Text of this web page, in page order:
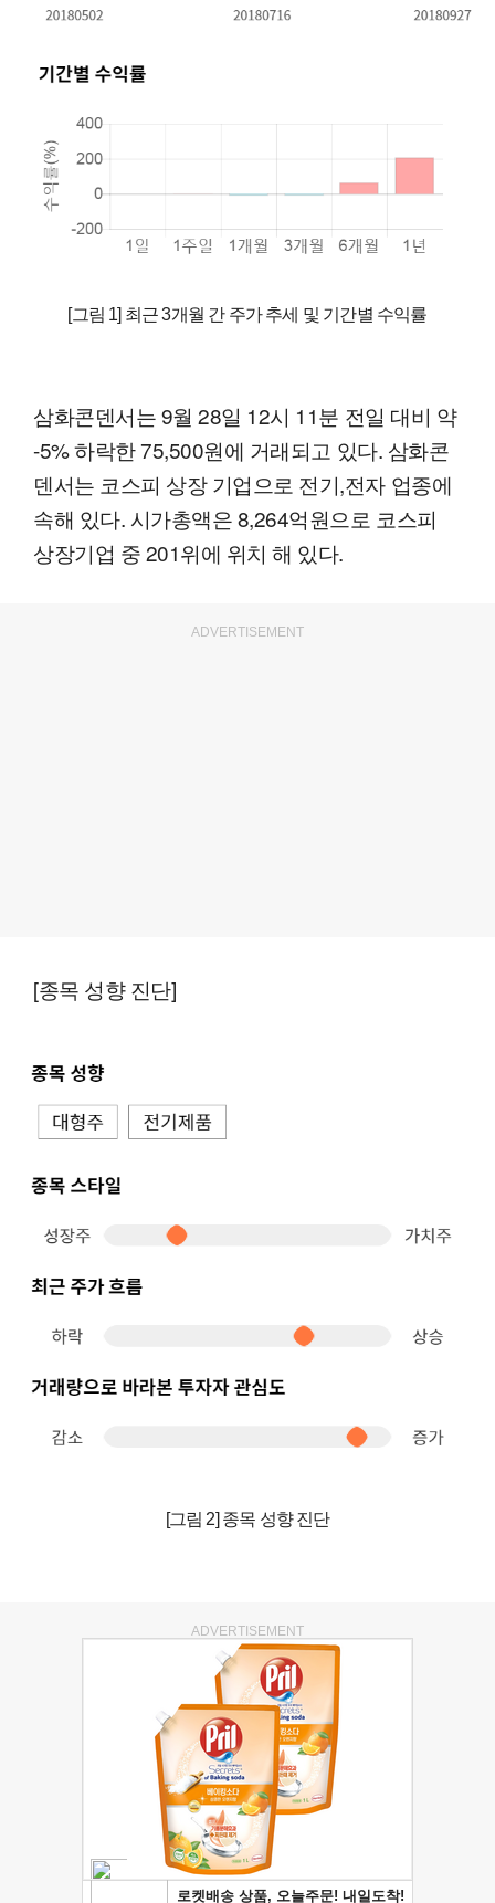
[그림 1] 최근 3개월 간 주가 추세 및 기간별 수익률
삼화콘덴서는 9월 28일 12시 11분 전일 대비 약
-5% 하락한 75,500원에 거래되고 있다. 삼화콘
덴서는 코스피 상장 기업으로 전기,전자 업종에
속해 있다. 시가총액은 8,264억원으로 코스피
상장기업 중 201위에 위치 해 있다.
ADVERTISEMENT
[종목 성향 진단]
[그림 2] 종목 성향 진단
ADVERTISEMENT